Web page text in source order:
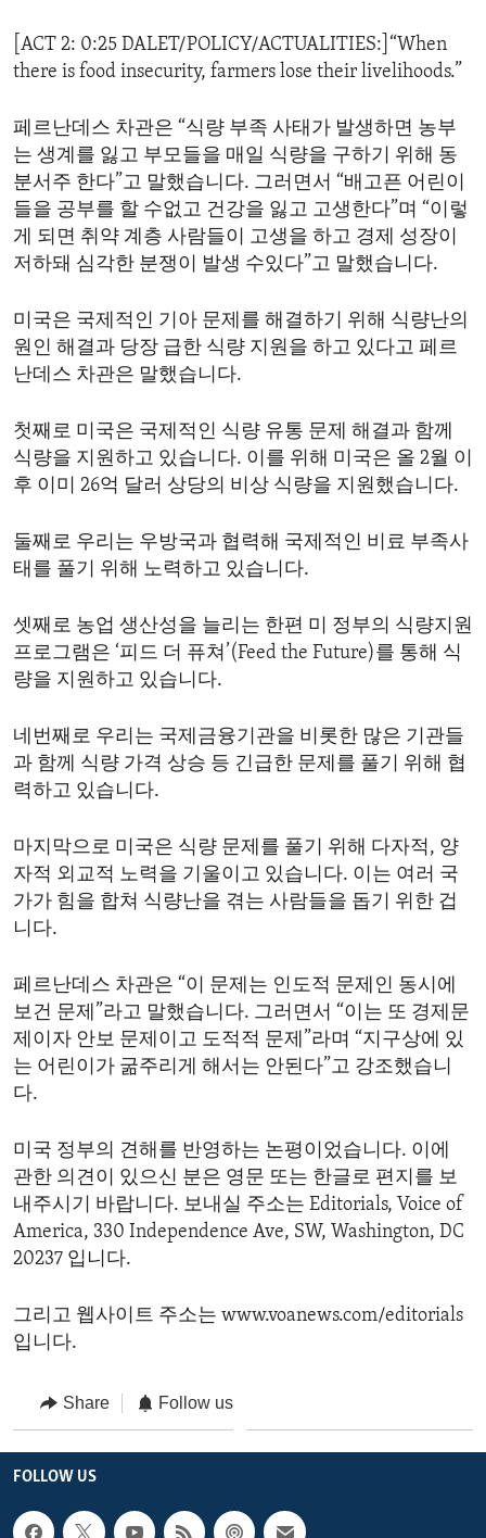
[ACT 2: 0:25 DALET/POLICY/ACTUALITIES:]“When
there is food insecurity, farmers lose their livelihoods.”
페르난데스 차관은 “식량 부족 사태가 발생하면 농부
는 생계를 잃고 부모들을 매일 식량을 구하기 위해 동
분서주 한다”고 말했습니다. 그러면서 “배고픈 어린이
들을 공부를 할 수없고 건강을 잃고 고생한다”며 “이렇
게 되면 취약 계층 사람들이 고생을 하고 경제 성장이
저하돼 심각한 분쟁이 발생 수있다”고 말했습니다.
미국은 국제적인 기아 문제를 해결하기 위해 식량난의
원인 해결과 당장 급한 식량 지원을 하고 있다고 페르
난데스 차관은 말했습니다.
첫째로 미국은 국제적인 식량 유통 문제 해결과 함께
식량을 지원하고 있습니다. 이를 위해 미국은 올 2월 이
후 이미 26억 달러 상당의 비상 식량을 지원했습니다.
둘째로 우리는 우방국과 협력해 국제적인 비료 부족사
태를 풀기 위해 노력하고 있습니다.
셋째로 농업 생산성을 늘리는 한편 미 정부의 식량지원
프로그램은 ‘피드 더 퓨쳐’(Feed the Future)를 통해 식
량을 지원하고 있습니다.
네번째로 우리는 국제금융기관을 비롯한 많은 기관들
과 함께 식량 가격 상승 등 긴급한 문제를 풀기 위해 협
력하고 있습니다.
마지막으로 미국은 식량 문제를 풀기 위해 다자적, 양
자적 외교적 노력을 기울이고 있습니다. 이는 여러 국
가가 힘을 합쳐 식량난을 겪는 사람들을 돕기 위한 겁
니다.
페르난데스 차관은 “이 문제는 인도적 문제인 동시에
보건 문제”라고 말했습니다. 그러면서 “이는 또 경제문
제이자 안보 문제이고 도적적 문제”라며 “지구상에 있
는 어린이가 굶주리게 해서는 안된다”고 강조했습니
다.
미국 정부의 견해를 반영하는 논평이었습니다. 이에
관한 의견이 있으신 분은 영문 또는 한글로 편지를 보
내주시기 바랍니다. 보내실 주소는 Editorials, Voice of
America, 330 Independence Ave, SW, Washington, DC
20237 입니다.
그리고 웹사이트 주소는 www.voanews.com/editorials
입니다.
Share Follow us
FOLLOW US